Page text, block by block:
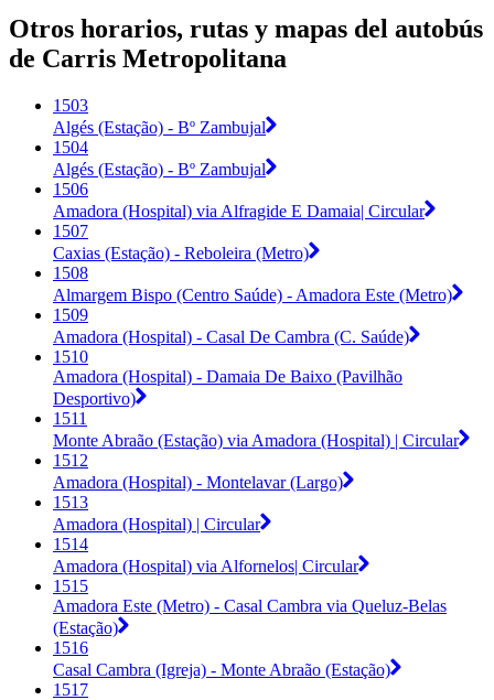
Otros horarios, rutas y mapas del autobús
de Carris Metropolitana
1503
Algés (Estação) - Bº Zambujal
1504
Algés (Estação) - Bº Zambujal
1506
Amadora (Hospital) via Alfragide E Damaia| Circular
1507
Caxias (Estação) - Reboleira (Metro)
1508
Almargem Bispo (Centro Saúde) - Amadora Este (Metro)
1509
Amadora (Hospital) - Casal De Cambra (C. Saúde)
1510
Amadora (Hospital) - Damaia De Baixo (Pavilhão
Desportivo)
1511
Monte Abraão (Estação) via Amadora (Hospital) | Circular
1512
Amadora (Hospital) - Montelavar (Largo)
1513
Amadora (Hospital) | Circular
1514
Amadora (Hospital) via Alfornelos| Circular
1515
Amadora Este (Metro) - Casal Cambra via Queluz-Belas
(Estação)
1516
Casal Cambra (Igreja) - Monte Abraão (Estação)
1517